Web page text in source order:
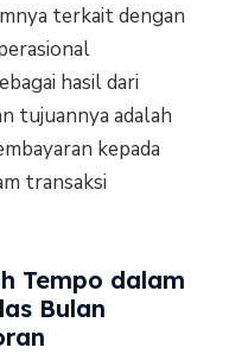
terkait dengan
hasil dari
tujuannya adalah
kepada
transaksi
Tempo dalam
Bulan